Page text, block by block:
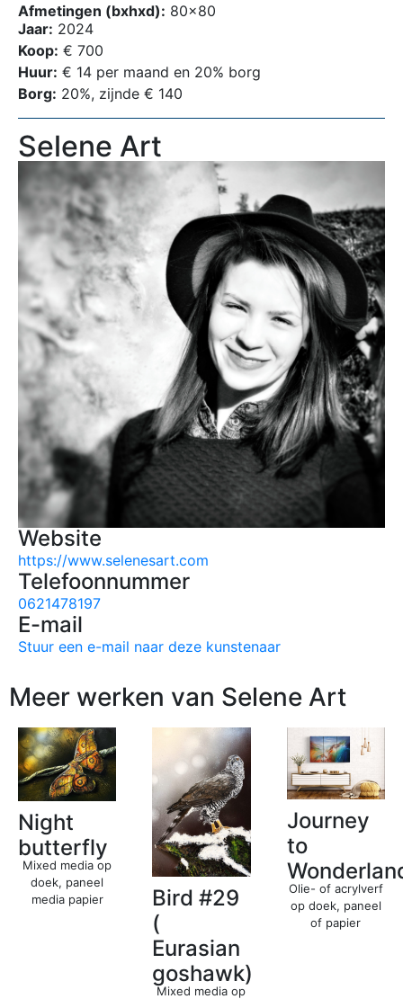
Afmetingen (bxhxd): 80×80
Jaar: 2024
Koop: € 700
Huur: € 14 per maand en 20% borg
Borg: 20%, zijnde € 140
Selene Art
Website
https://www.selenesart.com
Telefoonnummer
0621478197
E-mail
Stuur een e-mail naar deze kunstenaar
Meer werken van Selene Art
Night
butterfly
Mixed media op
doek, paneel
media papier
Bird #29
(
Eurasian
goshawk)
Mixed media op
Journey
to
Olie- of acrylverf
op doek, paneel
of papier